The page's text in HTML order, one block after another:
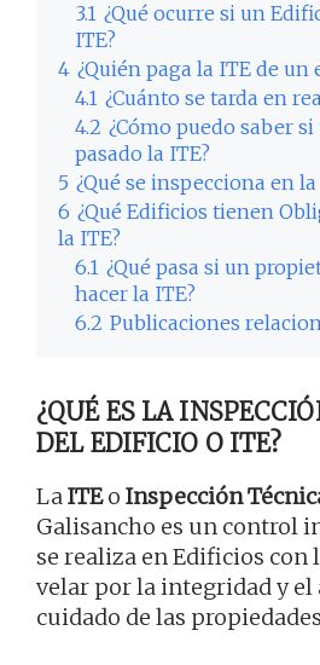
3.1 ¿Qué ocurre si un
ITE?
4 ¿Quién paga la ITE de un
4.1 ¿Cuánto se tarda en
4.2 ¿Cómo puedo saber
pasado la ITE?
5 ¿Qué se inspecciona en la
6 ¿Qué Edificios tienen
la ITE?
6.1 ¿Qué pasa si un
hacer la ITE?
6.2 Publicaciones
¿QUÉ ES LA
DEL EDIFICIO O ITE?
LaITEo Inspección
Galisancho es un control
se realiza en Edificios con
velar por la integridad y el
cuidado de las